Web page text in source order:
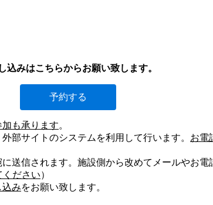
込みはこちらからお願い致します。
予約する
も承ります。
部サイトのシステムを利用して行います。 お電
送信されます。施設側から改めてメールやお
ください）
みをお願い致します。